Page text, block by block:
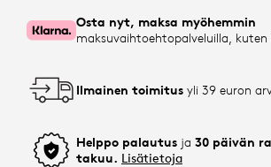
Osta nyt, maksa myöhemmin
maksuvaihtoehtopalveluilla, kuten
Ilmainen toimitus yli 39 euron
Helppo palautus ja 30 päivän
takuu. Lisätietoja